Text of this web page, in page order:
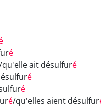
é
ait désulfuré
é
é
é/qu'elles aient désulfur